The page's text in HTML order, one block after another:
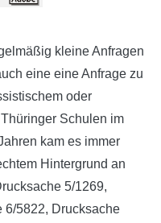
kleine Anfragen
eine eine Anfrage zu
oder
Schulen im
kam es immer
Hintergrund an
5/1269,
6/5822, Drucksache